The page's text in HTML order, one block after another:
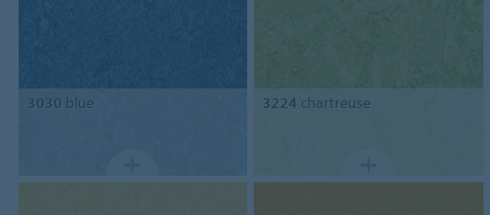
3030 blue 3224 chartreuse